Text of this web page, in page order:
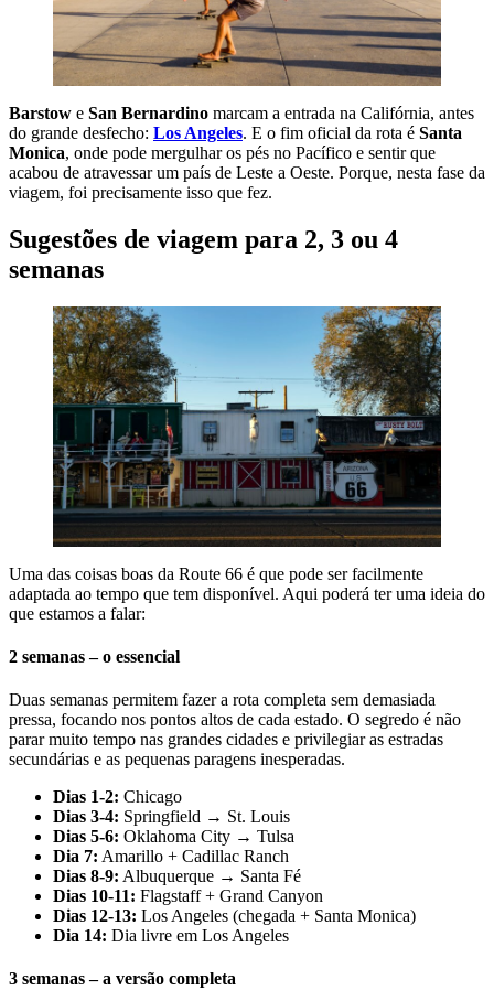
Barstow e San Bernardino marcam a entrada na Califórnia, antes
do grande desfecho: Los Angeles. E o fim oficial da rota é Santa
Monica, onde pode mergulhar os pés no Pacífico e sentir que
acabou de atravessar um país de Leste a Oeste. Porque, nesta fase da
viagem, foi precisamente isso que fez.
Sugestões de viagem para 2, 3 ou 4
semanas
Uma das coisas boas da Route 66 é que pode ser facilmente
adaptada ao tempo que tem disponível. Aqui poderá ter uma ideia do
que estamos a falar:
2 semanas – o essencial
Duas semanas permitem fazer a rota completa sem demasiada
pressa, focando nos pontos altos de cada estado. O segredo é não
parar muito tempo nas grandes cidades e privilegiar as estradas
secundárias e as pequenas paragens inesperadas.
Dias 1-2: Chicago
Dias 3-4: Springfield → St. Louis
Dias 5-6: Oklahoma City → Tulsa
Dia 7: Amarillo + Cadillac Ranch
Dias 8-9: Albuquerque → Santa Fé
Dias 10-11: Flagstaff + Grand Canyon
Dias 12-13: Los Angeles (chegada + Santa Monica)
Dia 14: Dia livre em Los Angeles
3 semanas – a versão completa